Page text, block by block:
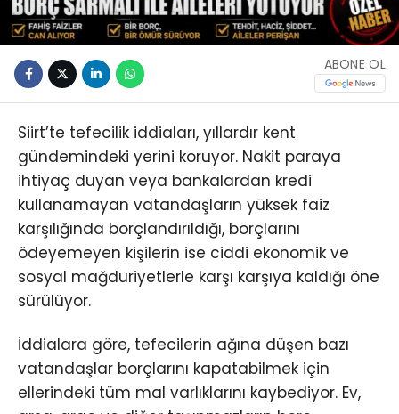
ABONE OL
Siirt’te tefecilik iddiaları, yıllardır kent
gündemindeki yerini koruyor. Nakit paraya
ihtiyaç duyan veya bankalardan kredi
kullanamayan vatandaşların yüksek faiz
karşılığında borçlandırıldığı, borçlarını
ödeyemeyen kişilerin ise ciddi ekonomik ve
sosyal mağduriyetlerle karşı karşıya kaldığı öne
sürülüyor.
İddialara göre, tefecilerin ağına düşen bazı
vatandaşlar borçlarını kapatabilmek için
ellerindeki tüm mal varlıklarını kaybediyor. Ev,